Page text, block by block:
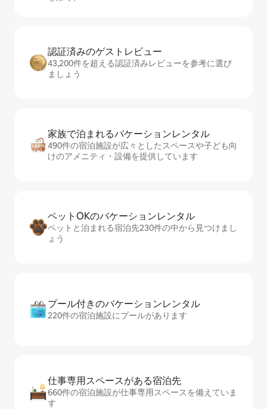
認証済みのゲ⁠ス⁠ト⁠レ⁠ビ⁠ュ⁠ー
43,200件を超える認証済みレビューを参考に選び
ましょう
家族で泊まれるバ⁠ケ⁠ー⁠シ⁠ョ⁠ンレ⁠ン⁠タ⁠ル
490件の宿泊施設が広々としたスペースや子ども向
けのアメニティ・設備を提供しています
ペットOKのバ⁠ケ⁠ー⁠シ⁠ョ⁠ンレ⁠ン⁠タ⁠ル
ペットと泊まれる宿泊先230件の中から見つけまし
ょう
プール付きのバ⁠ケ⁠ー⁠シ⁠ョ⁠ンレ⁠ン⁠タ⁠ル
220件の宿泊施設にプールがあります
仕事専用ス⁠ペ⁠ー⁠スがあ⁠る宿⁠泊⁠先
660件の宿泊施設が仕事専用スペースを備えていま
す